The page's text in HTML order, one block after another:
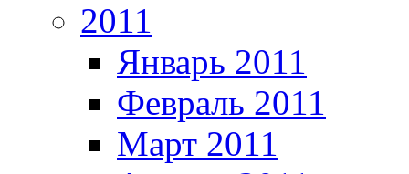
2011
Январь 2011
Февраль 2011
Март 2011